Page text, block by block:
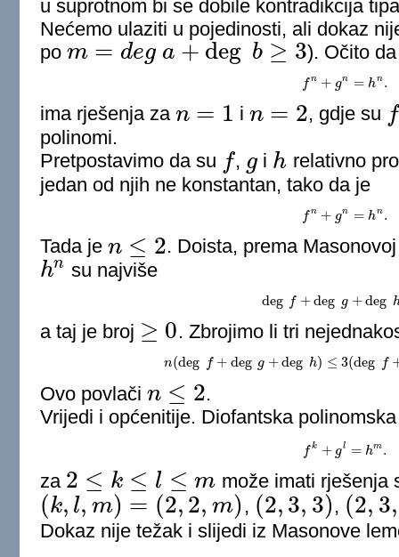
u suprotnom bi se dobile kontradikcija
Nećemo ulaziti u pojedinosti, ali dokaz
po m = deg a + deg b ≥ 3
m=d eg a+ deg b≥3 ). Očito
f n + gn = hn .
fn+ gn=hn .
ima rješenja za n = 1
n=1 i n = 2
n=2 , gdje su f
polinomi.
Pretpostavimo da su f, g
g i h
h
relativno
jedan od njih ne konstantan, tako da je
f n + gn = hn .
fn+ gn=hn .
Tada je n ≤ 2
n≤2 . Doista, prema
hn
h n su najviše
deg f +deg g +deg
deg f +deg g +deg h− 1
a taj je broj ≥ 0
≥0 . Zbrojimo li tri
n(deg f + deg g +deg h) ≤ 3(deg f
n (deg + deg g+deg h)≤ 3(deg f+
Ovo povlači n ≤ 2
n≤2
.
Vrijedi i općenitije. Diofantska
f k + gl = hm .
k+ gl= hm.
za 2 ≤ k ≤ l ≤ m
2≤ ≤l≤m može imati rješenja
(k, l, m) = (2, 2, m)
(k ,l,m = (2 ,2,m) , (2, 3, 3)
(2 ,3, 3 , (2, 3,
(2 ,3, 4
Dokaz nije težak i slijedi iz Masonove